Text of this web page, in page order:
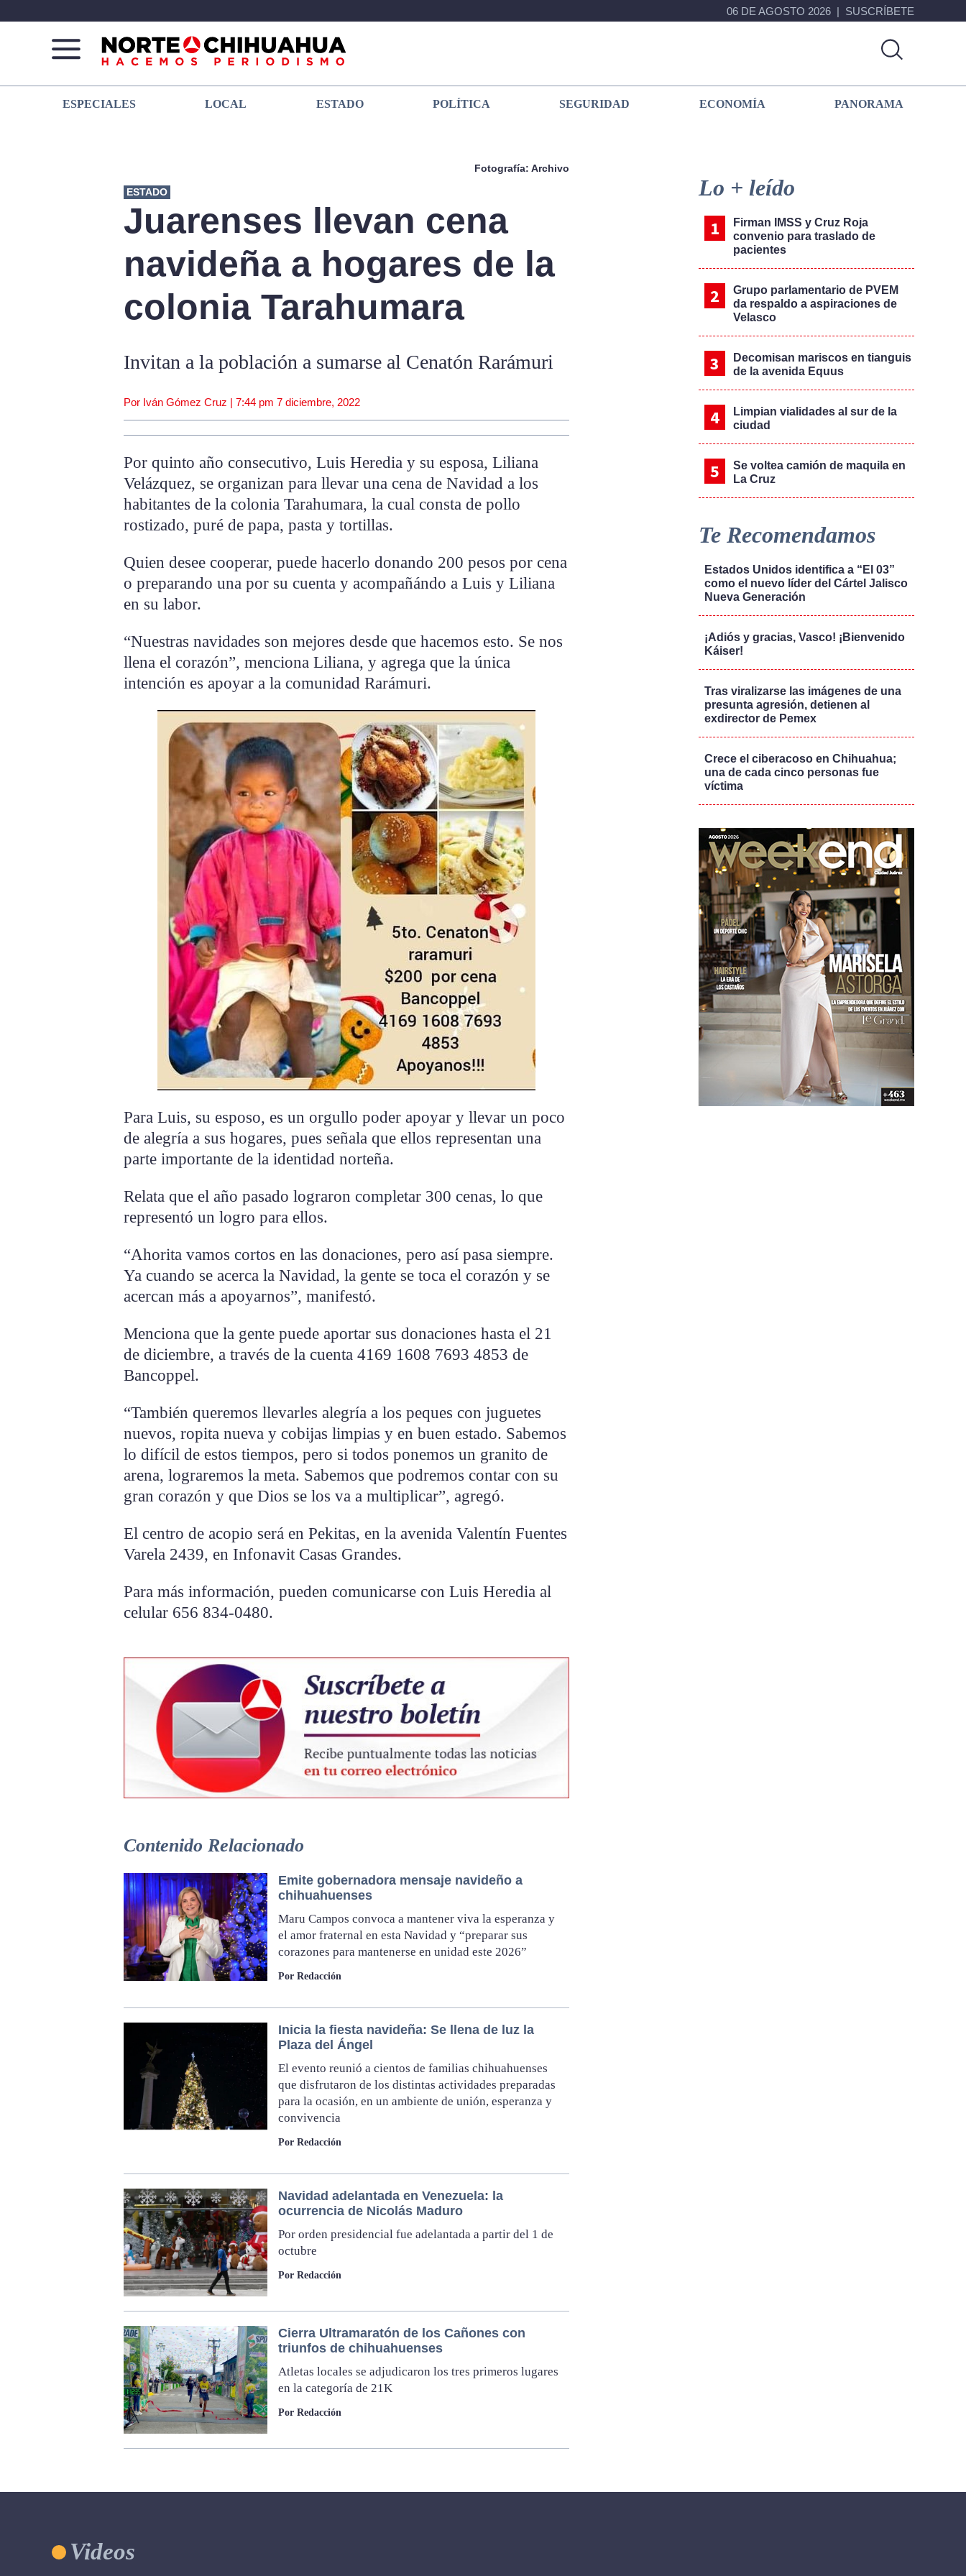
06 DE AGOSTO 2026 SUSCRÍBETE
Norte
De
Más
que
ESPECIALES LOCAL ESTADO POLÍTICA SEGURIDAD ECONOMÍA PANORAMA
Fotografía: Archivo
ESTADO
Juarenses llevan cena
navideña a hogares de la
colonia Tarahumara
Invitan a la población a sumarse al Cenatón Rarámuri
Por Iván Gómez Cruz | 7:44 pm 7 diciembre, 2022
Por quinto año consecutivo, Luis Heredia y su esposa, Liliana
Velázquez, se organizan para llevar una cena de Navidad a los
habitantes de la colonia Tarahumara, la cual consta de pollo
rostizado, puré de papa, pasta y tortillas.
Quien desee cooperar, puede hacerlo donando 200 pesos por cena
o preparando una por su cuenta y acompañándo a Luis y Liliana
en su labor.
“Nuestras navidades son mejores desde que hacemos esto. Se nos
llena el corazón”, menciona Liliana, y agrega que la única
intención es apoyar a la comunidad Rarámuri.
Para Luis, su esposo, es un orgullo poder apoyar y llevar un poco
de alegría a sus hogares, pues señala que ellos representan una
parte importante de la identidad norteña.
Relata que el año pasado lograron completar 300 cenas, lo que
representó un logro para ellos.
“Ahorita vamos cortos en las donaciones, pero así pasa siempre.
Ya cuando se acerca la Navidad, la gente se toca el corazón y se
acercan más a apoyarnos”, manifestó.
Menciona que la gente puede aportar sus donaciones hasta el 21
de diciembre, a través de la cuenta 4169 1608 7693 4853 de
Bancoppel.
“También queremos llevarles alegría a los peques con juguetes
nuevos, ropita nueva y cobijas limpias y en buen estado. Sabemos
lo difícil de estos tiempos, pero si todos ponemos un granito de
arena, lograremos la meta. Sabemos que podremos contar con su
gran corazón y que Dios se los va a multiplicar”, agregó.
El centro de acopio será en Pekitas, en la avenida Valentín Fuentes
Varela 2439, en Infonavit Casas Grandes.
Para más información, pueden comunicarse con Luis Heredia al
celular 656 834-0480.
Contenido Relacionado
Emite gobernadora mensaje navideño a
chihuahuenses
Maru Campos convoca a mantener viva la esperanza y
el amor fraternal en esta Navidad y “preparar sus
corazones para mantenerse en unidad este 2026”
Por Redacción
Inicia la fiesta navideña: Se llena de luz la
Plaza del Ángel
El evento reunió a cientos de familias chihuahuenses
que disfrutaron de los distintas actividades preparadas
para la ocasión, en un ambiente de unión, esperanza y
convivencia
Por Redacción
Navidad adelantada en Venezuela: la
ocurrencia de Nicolás Maduro
Por orden presidencial fue adelantada a partir del 1 de
octubre
Por Redacción
Cierra Ultramaratón de los Cañones con
triunfos de chihuahuenses
Atletas locales se adjudicaron los tres primeros lugares
en la categoría de 21K
Por Redacción
Sidebar
Lo + leído
Firman IMSS y Cruz Roja
convenio para traslado de
pacientes
Grupo parlamentario de PVEM
da respaldo a aspiraciones de
Velasco
Decomisan mariscos en tianguis
de la avenida Equus
Limpian vialidades al sur de la
ciudad
Se voltea camión de maquila en
La Cruz
Te Recomendamos
Estados Unidos identifica a “El 03”
como el nuevo líder del Cártel Jalisco
Nueva Generación
¡Adiós y gracias, Vasco! ¡Bienvenido
Káiser!
Tras viralizarse las imágenes de una
presunta agresión, detienen al
exdirector de Pemex
Crece el ciberacoso en Chihuahua;
una de cada cinco personas fue
víctima
Videos